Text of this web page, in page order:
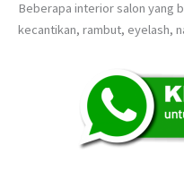
Beberapa interior salon yang
kecantikan, rambut, eyelash,